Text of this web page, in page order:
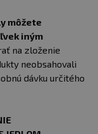
môžete
iným
na zloženie
neobsahovali
dávku určitého